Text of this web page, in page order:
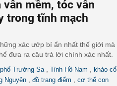
mềm, tóc vẫn
trong tĩnh mạch
xác ướp bí ẩn nhất thế giới mà
đưa ra câu trả lời chính xác nhất.
Trường Sa Tỉnh Hồ Nam
khảo cổ
Nguyên đồ trang điểm
cơ thể con